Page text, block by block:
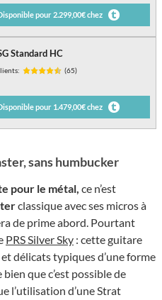
pour 2.299,00€ chez
Standard HC
(65)
pour 1.479,00€ chez
sans humbucker
pour le métal, ce n’est
classique avec ses micros à
de prime abord. Pourtant
PRS Silver Sky : cette guitare
délicats typiques d’une forme
que c’est possible de
l’utilisation d’une Strat